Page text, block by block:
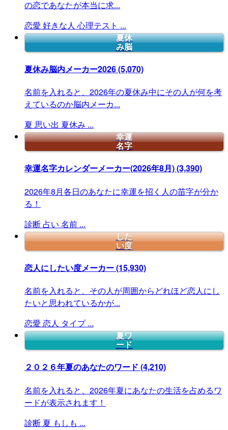
の恋であなたが本当に求...
恋愛 好きな人 心理テスト ...
夏休
み脳
夏休み脳内メーカー2026(5,070)
名前を入れると、2026年の夏休み中にその人が何を考
えているのか脳内メーカ...
夏 思い出 夏休み ...
幸運
名字
幸運名字カレンダーメーカー(2026年8月)(3,390)
2026年8月各日のあなたに幸運を招く人の苗字が分か
る！
診断 占い 名前 ...
した
い度
恋人にしたい度メーカー(15,930)
名前を入れると、その人が周囲からどれほど恋人にし
たいと思われているかが...
恋愛 恋人 タイプ ...
夏ワ
ード
２０２６年夏のあなたのワード (4,210)
名前を入れると、2026年夏にあなたの生活を占めるワ
ードが表示されます！
診断 夏 もしも ...